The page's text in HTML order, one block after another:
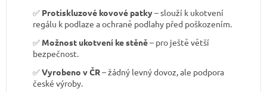
✅ Protiskluzové kovové patky– slouží k ukotvení
regálu k podlaze a ochraně podlahy před poškozením.
✅ Možnost ukotvení ke stěně– pro ještě větší
bezpečnost.
✅Vyrobeno v ČR– žádný levný dovoz, ale podpora
české výroby.